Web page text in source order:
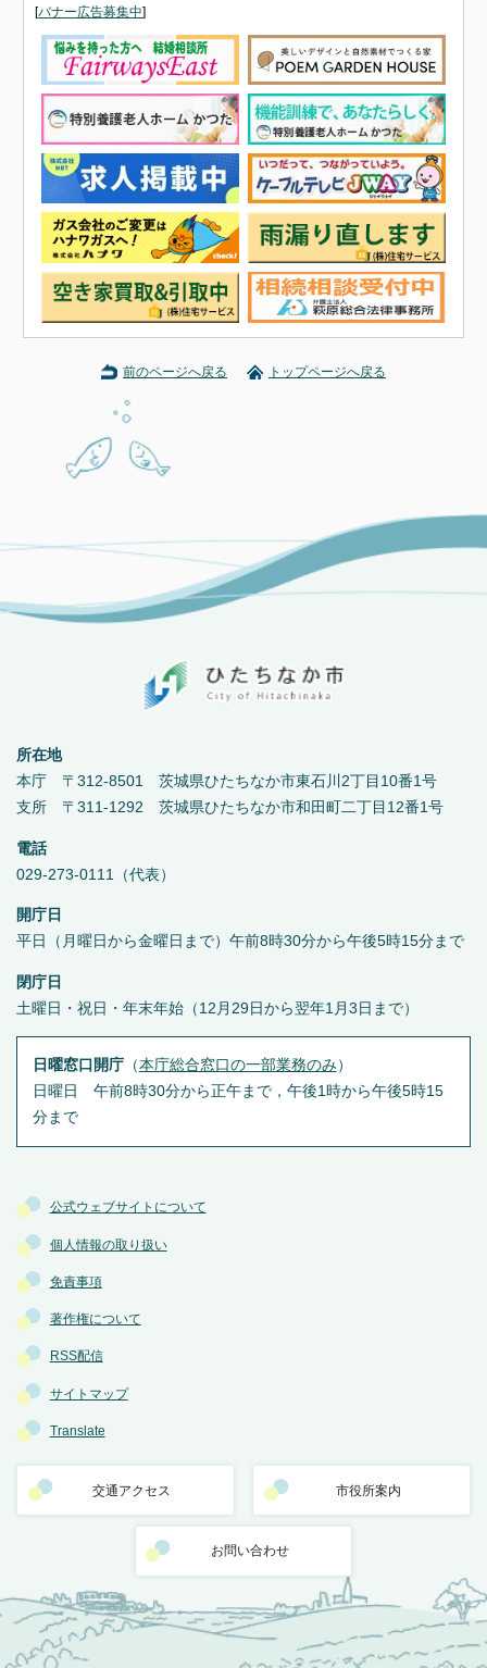
[バナー広告募集中]
前のページへ戻る トップページへ戻る
公式ウェブサイトについて
個人情報の取り扱い
免責事項
著作権について
RSS配信
サイトマップ
Translate
交通アクセス 市役所案内
お問い合わせ
所在地
本庁 〒312-8501 茨城県ひたちなか市東石川2丁目10番1号
支所 〒311-1292 茨城県ひたちなか市和田町二丁目12番1号
電話
029-273-0111（代表）
開庁日
平日（月曜日から金曜日まで）午前8時30分から午後5時15分まで
閉庁日
土曜日・祝日・年末年始（12月29日から翌年1月3日まで）
日曜窓口開庁（本庁総合窓口の一部業務のみ ）
日曜日 午前8時30分から正午まで，午後1時から午後5時15
分まで